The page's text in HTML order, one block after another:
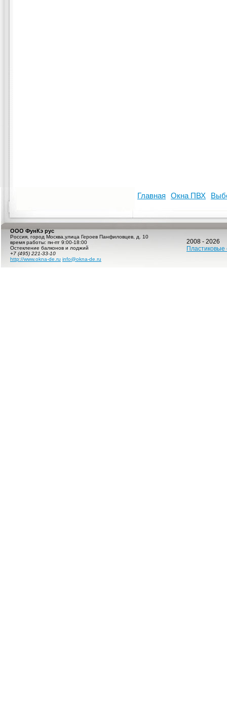
ООО ФунКэ рус
Россия город Москва улица Героев Панфиловцев, д. 10
время работы: пн-пт 9:00-18:00
Остекление балконов и лоджий
+7 (495) 221-33-10
http://www.okna-de.ru info@okna-de.ru
2008 - 2026
Главная Окна ПВХ